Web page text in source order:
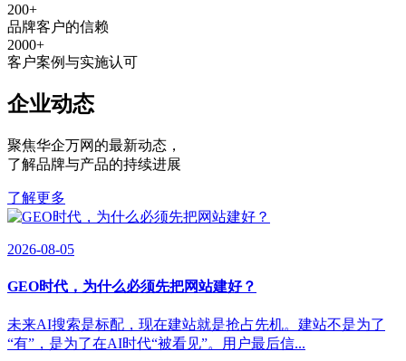
200+
品牌客户的信赖
2000+
客户案例与实施认可
企业动态
聚焦华企万网的最新动态 ，
了解品牌与产品的持续进展
了解更多
2026-08-05
GEO时代，为什么必须先把网站建好？
未来AI搜索是标配，现在建站就是抢占先机。建站不是为了
“有”，是为了在AI时代“被看见”。用户最后信...